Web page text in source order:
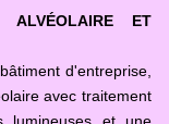
ALVÉOLAIRE ET
d'entreprise,
avec traitement
lumineuses et une